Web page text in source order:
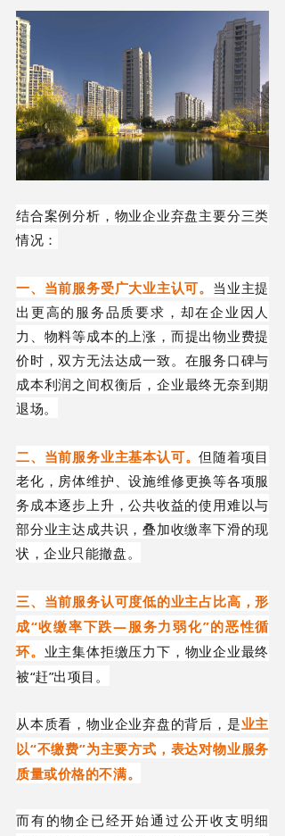
结合案例分析，物业企业弃盘主要分三类
情况：
一、当前服务受广大业主认可。 当业主提
出更高的服务品质要求， 却在企业因 人
力
物料等成本的上涨， 而提出物业费提
价时 ，双方无法达成一致。 在服务口碑与
成本利润之间权衡后， 企业最终无奈到期
退场。
二、当前服务业主基本认可。但随着项目
老化 ， 房体维护、设施维修更换等各项服
务成本逐步上升 ，公共收益的使用难以与
部分业主达成共识，叠加收缴率下滑的现
状，企业只能撤盘 。
三、当前服务认可度低的业主占比高 ，形
成“收缴率下跌—服务力弱化”的恶性循
环。 业主集体拒缴压力下， 物业企业最终
被“赶”出项目 。
从本质看，物业企业弃盘的背后 ，是业主
以“不缴费”为主要方式，表达对物业服务
质量或价格的不满。
而有的物企已经开始通过公开收支明细